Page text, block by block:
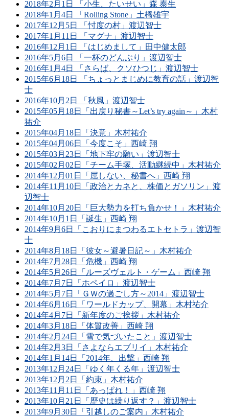
2018年2月1日 「小生、たいせい」森 泰生
2018年1月4日 「Rolling Stone」土橋雄宇
2017年12月5日 「忖度の村」渡辺智士
2017年1月11日 「マグナ」渡辺智士
2016年12月1日 「はじめまして」田中健太郎
2016年5月6日 「一杯のどんぶり」渡辺智士
2016年1月4日 「さらば、クソひつじ」渡辺智士
2015年6月18日 「ちょっとまじめに教育の話」渡辺智
士
2016年10月2日 「秋風」渡辺智士
2015年05月18日「出戻り秘書～Let’s try again～」木村
祐介
2015年04月18日「決意」木村祐介
2015年04月06日「今度こそ」西崎 翔
2015年03月23日「地下牢の願い」渡辺智士
2015年02月02日「チーム手塚、活動継続中」木村祐介
2014年12月01日「屈しない、秘書へ」西崎 翔
2014年11月10日「政治とカネと、株価とガソリン」渡
辺智士
2014年10月20日「巨大勢力を打ち負かせ！」木村祐介
2014年10月1日「誕生」西崎 翔
2014年9月6日「こおりにまつわるエトセトラ」渡辺智
士
2014年8月18日「彼女～避暑日記～」木村祐介
2014年7月28日「危機」西崎 翔
2014年5月26日「ルーズヴェルト・ゲーム」西崎 翔
2014年7月7日「ホペイロ」渡辺智士
2014年5月7日「ＧＷの過ごし方～2014」渡辺智士
2014年6月16日「ワールドカップ、開幕」木村祐介
2014年4月7日「新年度のご挨拶」木村祐介
2014年3月18日「体質改善」西崎 翔
2014年2月24日「雪で気づいたこと」渡辺智士
2014年2月3日「さよならエブリイ」木村祐介
2014年1月14日「2014年、出撃」西崎 翔
2013年12月24日「ゆく年くる年」渡辺智士
2013年12月2日「約束」木村祐介
2013年11月11日「あっぱれ！」西崎 翔
2013年10月21日「歴史は繰り返す？」渡辺智士
2013年9月30日「引越しのご案内」木村祐介